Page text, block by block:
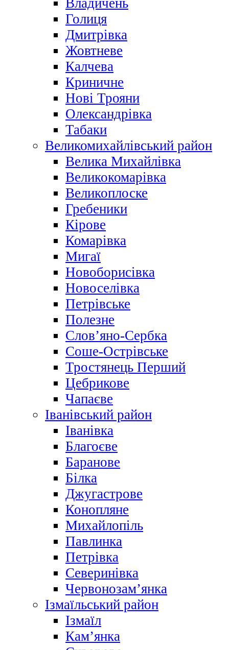
Владичень
Голиця
Дмитрівка
Жовтневе
Калчева
Криничне
Нові Трояни
Олександрівка
Табаки
Великомихайлівський район
Велика Михайлівка
Великокомарівка
Великоплоске
Гребеники
Кірове
Комарівка
Мигаї
Новоборисівка
Новоселівка
Петрівське
Полезне
Слов’яно-Сербка
Соше-Острівське
Тростянець Перший
Цебрикове
Чапаєве
Іванівський район
Іванівка
Благоєве
Баранове
Білка
Джугастрове
Конопляне
Михайлопіль
Павлинка
Петрівка
Северинівка
Червонозам’янка
Ізмаїльський район
Ізмаїл
Кам’янка